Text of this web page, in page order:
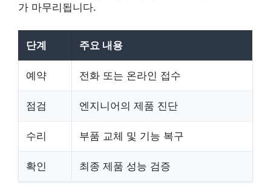
가 마무리됩니다.
단계 주요 내용
예약 전화 또는 온라인 접수
점검 엔지니어의 제품 진단
수리 부품 교체 및 기능 복구
확인 최종 제품 성능 검증